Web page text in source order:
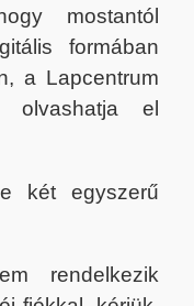
mostantól
formában
a Lapcentrum
olvashatja el
két egyszerű
rendelkezik